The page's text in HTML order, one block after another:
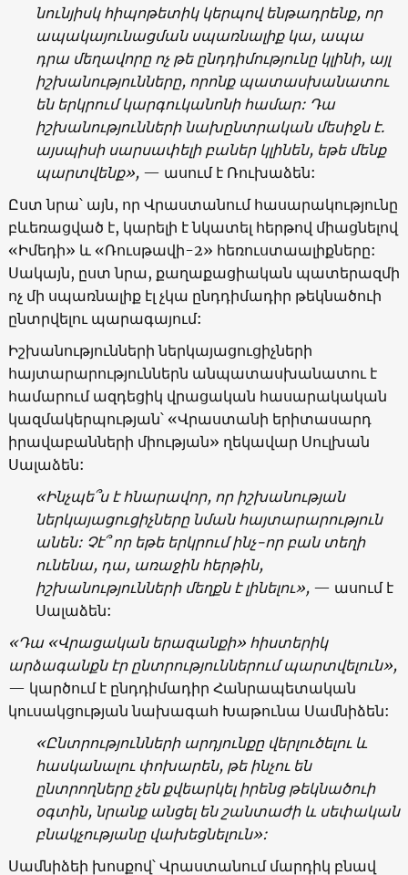
նունյիսկ հիպոթետիկ կերպով ենթադրենք, որ
ապակայունացման սպառնալիք կա, ապա
դրա մեղավորը ոչ թե ընդդիմությունը կլինի, այլ
իշխանությունները, որոնք պատասխանատու
են երկրում կարգուկանոնի համար: Դա
իշխանությունների նախընտրական մեսիջն է.
այսպիսի սարսափելի բաներ կլինեն, եթե մենք
պարտվենք»,— ասում է Ռուխաձեն:
Ըստ նրա՝ այն, որ Վրաստանում հասարակությունը
բևեռացված է, կարելի է նկատել հերթով միացնելով
«Իմեդի» և «Ռուսթավի-2» հեռուստաալիքները:
Սակայն, ըստ նրա, քաղաքացիական պատերազմի
ոչ մի սպառնալիք էլ չկա ընդդիմադիր թեկնածուի
ընտրվելու պարագայում:
Իշխանությունների ներկայացուցիչների
հայտարարություններն անպատասխանատու է
համարում ազդեցիկ վրացական հասարակական
կազմակերպության՝ «Վրաստանի երիտասարդ
իրավաբանների միության» ղեկավար Սուլխան
Սալաձեն:
«Ինչպե՞ս է հնարավոր, որ իշխանության
ներկայացուցիչները նման հայտարարություն
անեն: Չէ՞ որ եթե երկրում ինչ-որ բան տեղի
ունենա, դա, առաջին հերթին,
իշխանությունների մեղքն է լինելու»,— ասում է
Սալաձեն:
«Դա «Վրացական երազանքի» հիստերիկ
արձագանքն էր ընտրություններում պարտվելուն»,
— կարծում է ընդդիմադիր Հանրապետական
կուսակցության նախագահ Խաթունա Սամնիձեն:
«Ընտրությունների արդյունքը վերլուծելու և
հասկանալու փոխարեն, թե ինչու են
ընտրողները չեն քվեարկել իրենց թեկնածուի
օգտին, նրանք անցել են շանտաժի և սեփական
բնակչությանը վախեցնելուն»:
Սամնիձեի խոսքով՝ Վրաստանում մարդիկ բնավ